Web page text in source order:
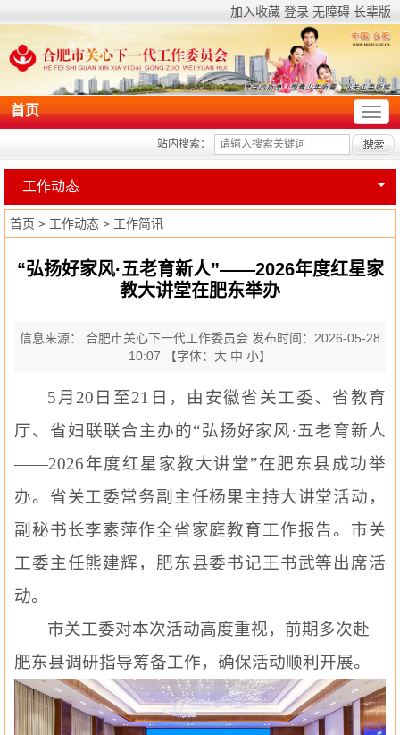
加入收藏 登录 无障碍 长辈版
首页
站内搜索：
工作动态
首页 > 工作动态 > 工作简讯
“弘扬好家风·五老育新人”——2026年度红星家
教大讲堂在肥东举办
信息来源： 合肥市关心下一代工作委员会 发布时间：2026-05-28
10:07 【字体： 大 中 小】
5月20日至21日，由安徽省关工委、省教育
厅、省妇联联合主办的“弘扬好家风·五老育新人
——2026年度红星家教大讲堂”在肥东县成功举
办。省关工委常务副主任杨果主持大讲堂活动，
副秘书长李素萍作全省家庭教育工作报告。市关
工委主任熊建辉，肥东县委书记王书武等出席活
动。
市关工委对本次活动高度重视，前期多次赴
肥东县调研指导筹备工作，确保活动顺利开展。